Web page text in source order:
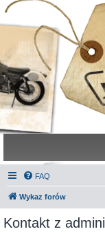
FAQ
Wykaz forów
Kontakt z